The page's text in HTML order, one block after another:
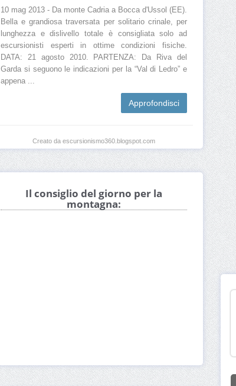
10 mag 2013 - Da monte Cadria a Bocca d'Ussol (EE).
Bella e grandiosa traversata per solitario crinale, per
lunghezza e dislivello totale è consigliata solo ad
escursionisti esperti in ottime condizioni fisiche.
DATA: 21 agosto 2010. PARTENZA: Da Riva del
Garda si seguono le indicazioni per la “Val di Ledro” e
appena ...
Approfondisci
Creato da escursionismo360.blogspot.com
Il consiglio del giorno per la
montagna: